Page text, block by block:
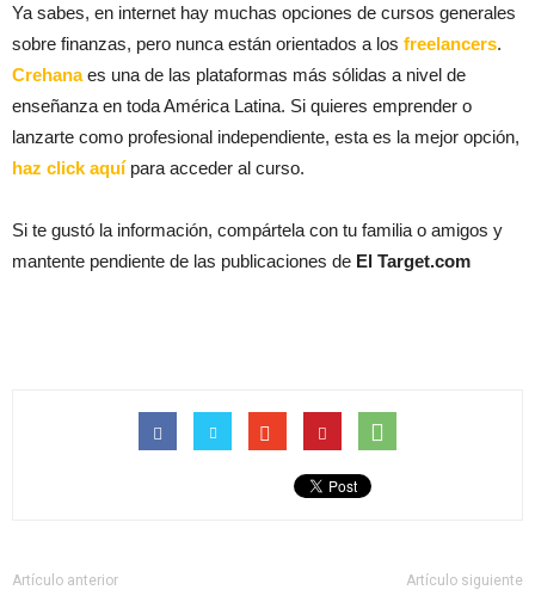
Ya sabes, en internet hay muchas opciones de cursos generales
sobre finanzas, pero nunca están orientados a los freelancers.
Crehanaes una de las plataformas más sólidas a nivel de
enseñanza en toda América Latina. Si quieres emprender o
lanzarte como profesional independiente, esta es la mejor opción,
haz click aquí para acceder al curso.
Si te gustó la información, compártela con tu familia o amigos y
mantente pendiente de las publicaciones de El Target.com
Artículo anterior Artículo siguiente